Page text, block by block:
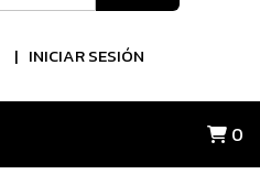
INICIAR SESIÓN
0